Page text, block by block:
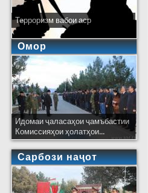
Терроризм вабои аср
Омор
Идомаи ҷаласаҳои ҷамъбастии
Комиссияҳои ҳолатҳои...
Сарбози наҷот